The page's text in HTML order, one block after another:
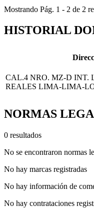
Mostrando Pág. 1 - 2 de 2
HISTORIAL
CAL.4 NRO. MZ-D INT.
REALES LIMA-LIMA-
NORMAS
0 resultados
No se encontraron normas
No hay marcas registradas
No hay información de
No hay contrataciones